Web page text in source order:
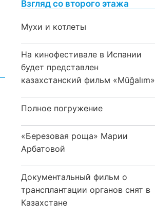
Взгляд со второго этажа
Мухи и котлеты
На кинофестивале в Испании
будет представлен
казахстанский фильм «Mūğalım»
Полное погружение
«Березовая роща» Марии
Арбатовой
Документальный фильм о
трансплантации органов снят в
Казахстане